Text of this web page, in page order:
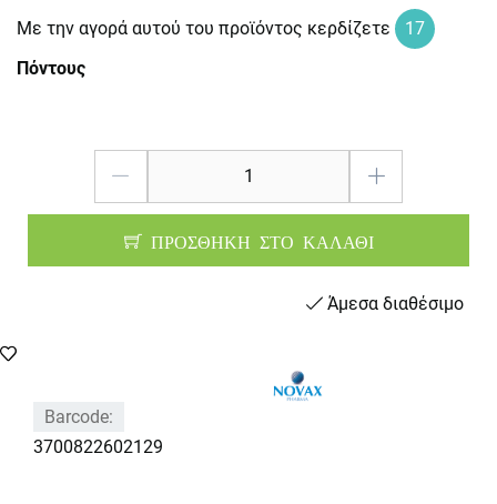
Με την αγορά αυτού του προϊόντος κερδίζετε
17
Πόντους
ΠΡΟΣΘΗΚΗ ΣΤΟ ΚΑΛΑΘΙ
Άμεσα διαθέσιμο
Barcode:
3700822602129